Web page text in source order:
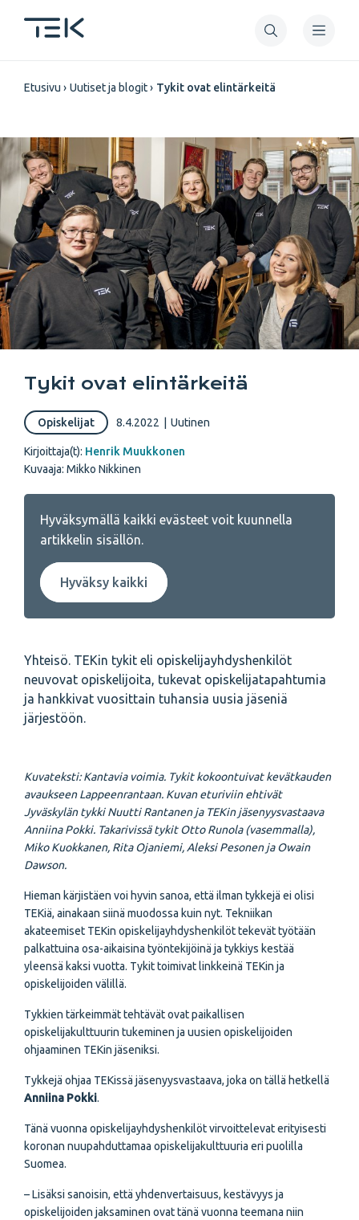
pääsisältöön
Murupolku
Etusivu Uutiset ja blogit Tykit ovat elintärkeitä
Tykit ovat elintärkeitä
Opiskelijat 8.4.2022 Uutinen
Kirjoittaja(t): Henrik Muukkonen
Kuvaaja: Mikko Nikkinen
Hyväksymällä kaikki evästeet voit kuunnella
artikkelin sisällön.
Hyväksy kaikki
Yhteisö. TEKin tykit eli opiskelijayhdyshenkilöt
neuvovat opiskelijoita, tukevat opiskelijatapahtumia
ja hankkivat vuosittain tuhansia uusia jäseniä
järjestöön.
Kuvateksti: Kantavia voimia. Tykit kokoontuivat kevätkauden
avaukseen Lappeenrantaan. Kuvan eturiviin ehtivät
Jyväskylän tykki Nuutti Rantanen ja TEKin jäsenyysvastaava
Anniina Pokki. Takarivissä tykit Otto Runola (vasemmalla),
Miko Kuokkanen, Rita Ojaniemi, Aleksi Pesonen ja Owain
Dawson.
Hieman kärjistäen voi hyvin sanoa, että ilman tykkejä ei olisi
TEKiä, ainakaan siinä muodossa kuin nyt. Tekniikan
akateemiset TEKin opiskelijayhdyshenkilöt tekevät työtään
palkattuina osa-aikaisina työntekijöinä ja tykkiys kestää
yleensä kaksi vuotta. Tykit toimivat linkkeinä TEKin ja
opiskelijoiden välillä.
Tykkien tärkeimmät tehtävät ovat paikallisen
opiskelijakulttuurin tukeminen ja uusien opiskelijoiden
ohjaaminen TEKin jäseniksi.
Tykkejä ohjaa TEKissä jäsenyysvastaava, joka on tällä hetkellä
Anniina Pokki.
Tänä vuonna opiskelijayhdyshenkilöt virvoittelevat erityisesti
koronan nuupahduttamaa opiskelijakulttuuria eri puolilla
Suomea.
– Lisäksi sanoisin, että yhdenvertaisuus, kestävyys ja
opiskelijoiden jaksaminen ovat tänä vuonna teemana niin